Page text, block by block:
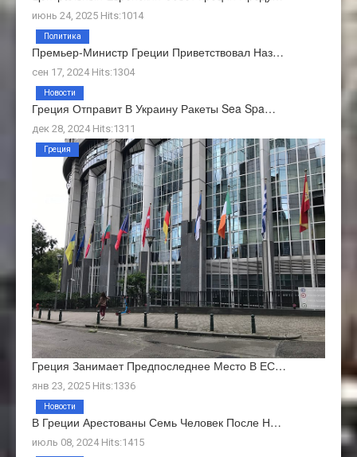
июнь 24, 2025 Hits:1014
Премьер-Министр Греции Приветствовал Наз…
сен 17, 2024 Hits:1304
Политика
Греция Отправит В Украину Ракеты Sea Spa…
дек 28, 2024 Hits:1311
Новости
Греция Занимает Предпоследнее Место В ЕС…
янв 23, 2025 Hits:1336
Греция
В Греции Арестованы Семь Человек После Н…
июль 08, 2024 Hits:1415
Новости